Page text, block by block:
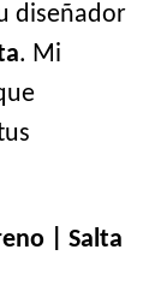
diseñador
. Mi
| Salta